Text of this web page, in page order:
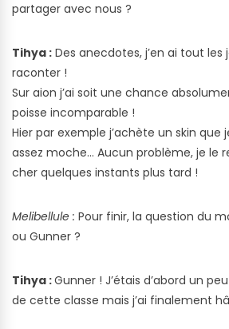
partager avec nous ?
Tihya : Des anecdotes, j’en ai tout les
raconter !
Sur aion j’ai soit une chance
poisse incomparable !
Hier par exemple j’achète un skin
assez moche… Aucun problème, je le
cher quelques instants plus tard !
Melibellule : Pour finir, la question du
ou Gunner ?
Tihya :Gunner ! J’étais d’abord un
de cette classe mais j’ai finalement